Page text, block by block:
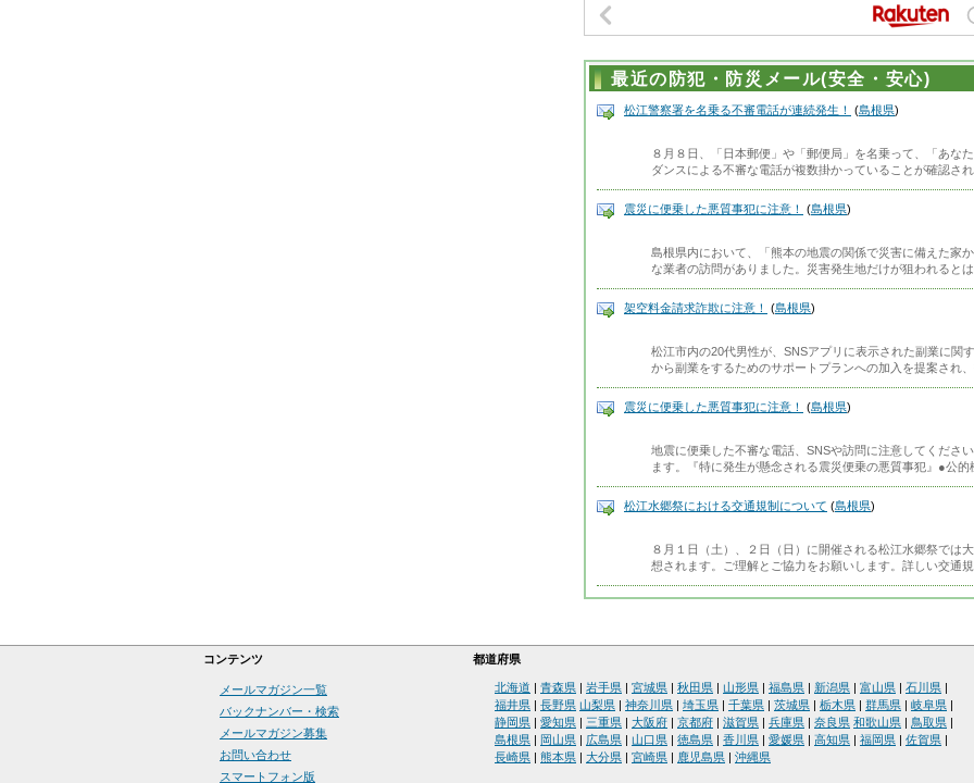
最近の防犯・防災メール(安全・安心)
松江警察署を名乗る不審電話が連続発生！ (島根県)
８月８日、「日本郵便」や「郵便局」を名乗って、「あな
ダンスによる不審な電話が複数掛かっていることが確認さ
震災に便乗した悪質事犯に注意！ (島根県)
島根県内において、「熊本の地震の関係で災害に備えた家
な業者の訪問がありました。災害発生地だけが狙われると
架空料金請求詐欺に注意！ (島根県)
松江市内の20代男性が、SNSアプリに表示された副業に関
から副業をするためのサポートプランへの加入を提案され
震災に便乗した悪質事犯に注意！ (島根県)
地震に便乗した不審な電話、SNSや訪問に注意してくださ
ます。『特に発生が懸念される震災便乗の悪質事犯』●公
松江水郷祭における交通規制について (島根県)
８月１日（土）、２日（日）に開催される松江水郷祭では
想されます。ご理解とご協力をお願いします。詳しい交通
コンテンツ 都道府県
メールマガジン一覧
バックナンバー・検索
メールマガジン募集
お問い合わせ
スマートフォン版
北海道 青森県 岩手県 宮城県 秋田県 山形県 福島県 新潟県 富山県 石川県
福井県
長野県 山梨県 神奈川県 埼玉県 千葉県 茨城県 栃木県 群馬県 岐阜県
静岡県
愛知県 三重県 大阪府 京都府 滋賀県 兵庫県 奈良県 和歌山県 鳥取県
島根県
岡山県 広島県 山口県 徳島県 香川県 愛媛県 高知県 福岡県 佐賀県
長崎県
熊本県 大分県 宮崎県 鹿児島県 沖縄県